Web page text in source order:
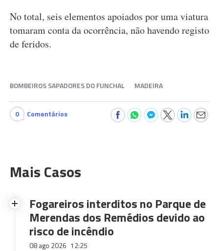
No total, seis elementos apoiados por uma viatura
tomaram conta da ocorrência, não havendo registo
de feridos.
BOMBEIROS SAPADORES DO FUNCHAL MADEIRA
0 Comentários
Mais Casos
Fogareiros interditos no Parque de
Merendas dos Remédios devido ao
risco de incêndio
08 ago 2026 12:25